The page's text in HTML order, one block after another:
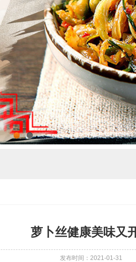
1 2
萝卜丝健康美味又
发布时间：2021-01-31